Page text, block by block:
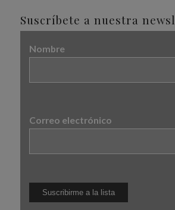
Suscríbete a nuestra
Nombre
Correo electrónico